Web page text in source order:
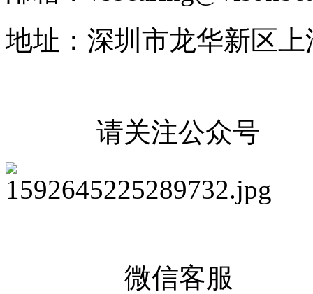
地址：深圳市龙华新区
请关注公众号
微信客服